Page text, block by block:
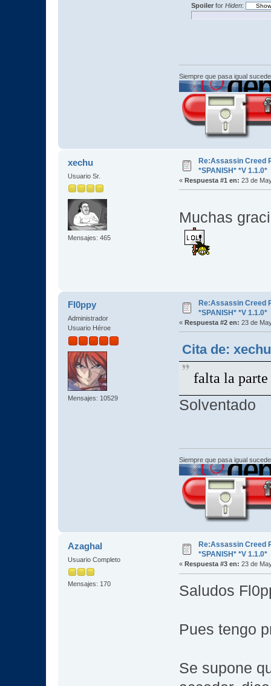
Spoilerfor Hiden:
Siempre que pasa igual
xechu
Usuario Sr.
Mensajes: 465
Re:Assassin Creed
*SPANISH* *V 1.1.0*
« Respuesta #1 en: 23 de
Muchas
Fl0ppy
Administrador
Usuario Héroe
Mensajes: 10529
Re:Assassin Creed
*SPANISH* *V 1.1.0*
« Respuesta #2 en: 23 de
Cita de:
falta la
Solventado
Siempre que pasa igual
Azaghal
Usuario Completo
Mensajes: 170
Re:Assassin Creed
*SPANISH* *V 1.1.0*
« Respuesta #3 en: 23 de
Saludos
Pues tengo
Se supone